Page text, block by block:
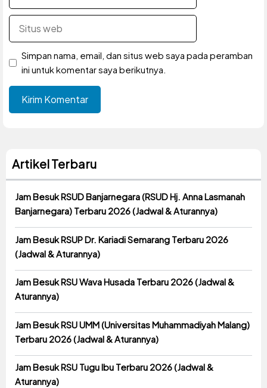
Situs
web
Simpan nama, email, dan situs web saya pada peramban
ini untuk komentar saya berikutnya.
Artikel Terbaru
Jam Besuk RSUD Banjarnegara (RSUD Hj. Anna Lasmanah
Banjarnegara) Terbaru 2026 (Jadwal & Aturannya)
Jam Besuk RSUP Dr. Kariadi Semarang Terbaru 2026
(Jadwal & Aturannya)
Jam Besuk RSU Wava Husada Terbaru 2026 (Jadwal &
Aturannya)
Jam Besuk RSU UMM (Universitas Muhammadiyah Malang)
Terbaru 2026 (Jadwal & Aturannya)
Jam Besuk RSU Tugu Ibu Terbaru 2026 (Jadwal &
Aturannya)